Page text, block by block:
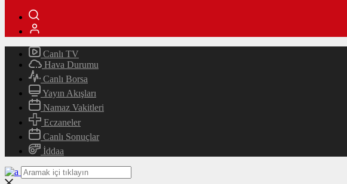
Canlı TV
Hava Durumu
Canlı Borsa
Yayın Akışları
Namaz Vakitleri
Eczaneler
Canlı Sonuçlar
İddaa